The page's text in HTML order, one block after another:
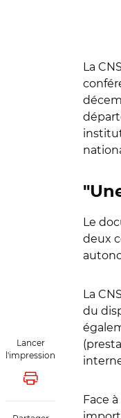
Lancer
l'impression
Lancer
La
Le
deux
La
du
Face